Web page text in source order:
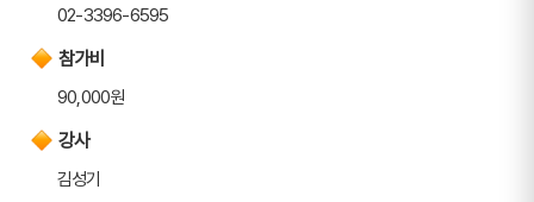
02-3396-6595
참가비
90,000원
강사
김성기